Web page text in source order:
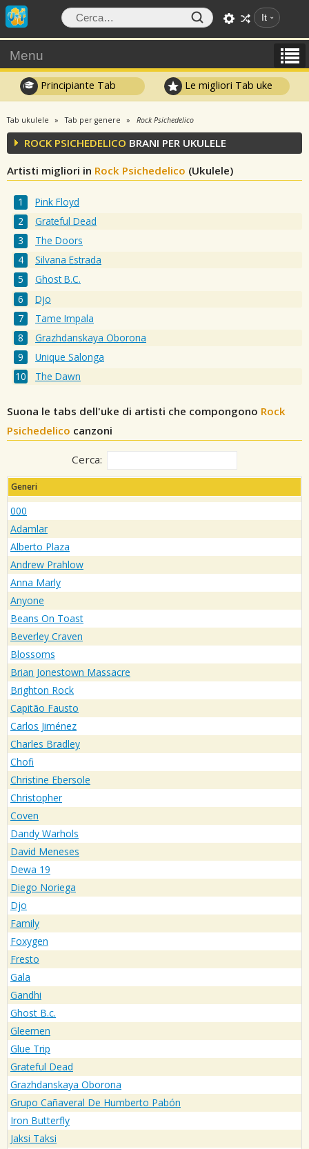
It
Menu
Principiante Tab Le migliori Tab uke
Tab ukulele Tab per genere Rock Psichedelico
ROCK PSICHEDELICO BRANI PER UKULELE
Artisti migliori in Rock Psichedelico (Ukulele)
Pink Floyd
Grateful Dead
The Doors
Silvana Estrada
Ghost B.C.
Djo
Tame Impala
Grazhdanskaya Oborona
Unique Salonga
The Dawn
Suona le tabs dell'uke di artisti che compongono Rock
Psichedelico canzoni
Cerca:
Generi
000
Adamlar
Alberto Plaza
Andrew Prahlow
Anna Marly
Anyone
Beans On Toast
Beverley Craven
Blossoms
Brian Jonestown Massacre
Brighton Rock
Capitão Fausto
Carlos Jiménez
Charles Bradley
Chofi
Christine Ebersole
Christopher
Coven
Dandy Warhols
David Meneses
Dewa 19
Diego Noriega
Djo
Family
Foxygen
Fresto
Gala
Gandhi
Ghost B.c.
Gleemen
Glue Trip
Grateful Dead
Grazhdanskaya Oborona
Grupo Cañaveral De Humberto Pabón
Iron Butterfly
Jaksi Taksi